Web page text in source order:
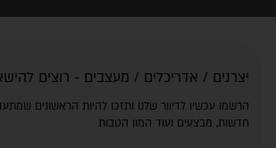
יצרנים / אדריכלים / מעצבים - רוצים
הרשמו עכשיו לדיוור שלנו ותזכו להיות הראשונים
חדשות, מבצעים ועוד המון הטבות